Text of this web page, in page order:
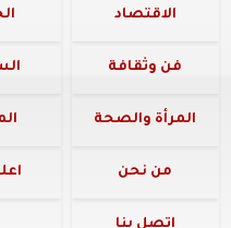
الاقتصاد
فن وثقافة
المرأة والصحة
من نحن